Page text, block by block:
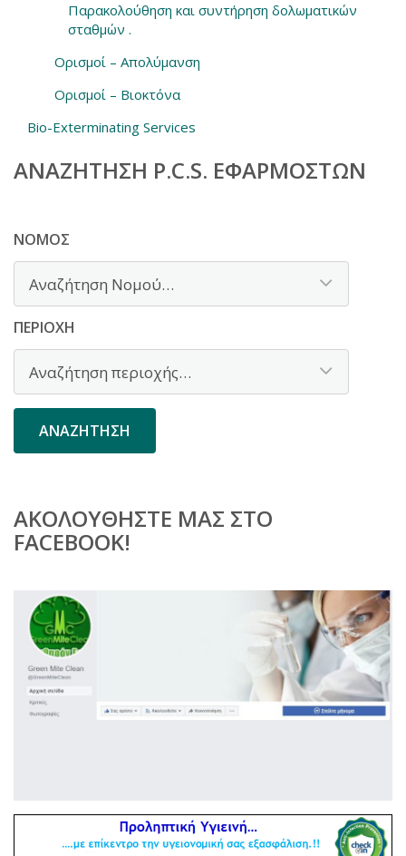
Παρακολούθηση και συντήρηση δολωματικών
σταθμών .
Ορισμοί – Απολύμανση
Ορισμοί – Βιοκτόνα
Bio-Exterminating Services
ΑΝΑΖΉΤΗΣΗ P.C.S. ΕΦΑΡΜΟΣΤΏΝ
ΝΟΜΌΣ
ΠΕΡΙΟΧΉ
ΑΚΟΛΟΥΘΉΣΤΕ ΜΑΣ ΣΤΟ
FACEBOOK!